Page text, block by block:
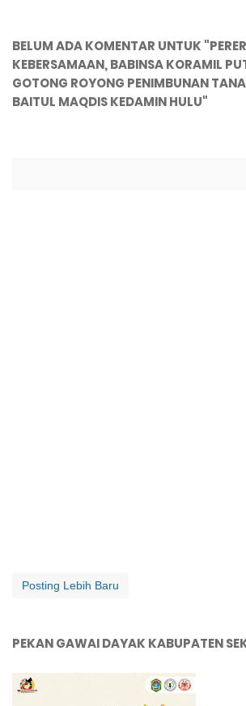
BELUM ADA KOMENTAR UNTUK
KEBERSAMAAN, BABINSA KORAMIL
GOTONG ROYONG PENIMBUNAN
BAITUL MAQDIS KEDAMIN HULU"
Posting Lebih Baru
PEKAN GAWAI DAYAK KABUPATEN